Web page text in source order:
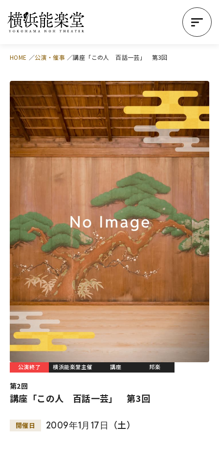
HOME 公演・催事 講座「この人 百話一芸」 第3回
公演終了 横浜能楽堂主催 講座 邦楽
第2回
講座「この人 百話一芸」 第3回
開催日 2009年1月 17日 （土）